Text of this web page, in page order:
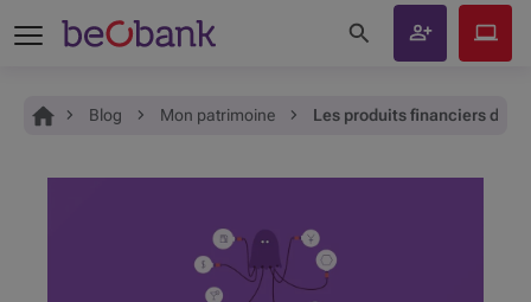
Vous êtes ici:
Accueil Blog Mon patrimoine Les produits financiers